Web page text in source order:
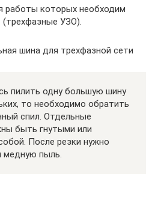
работы которых необходим
(трехфазные УЗО).
шина для трехфазной сети
пилить одну большую шину
то необходимо обратить
спил. Отдельные
быть гнутыми или
После резки нужно
медную пыль.